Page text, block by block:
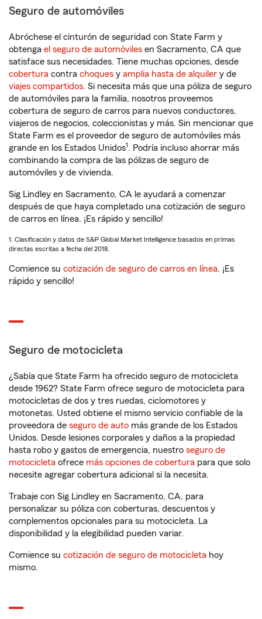
Seguro de automóviles
Abróchese el cinturón de seguridad con State Farm y
obtenga el seguro de automóviles en Sacramento, CA que
satisface sus necesidades. Tiene muchas opciones, desde
cobertura contra choques y amplia hasta de alquiler y de
viajes compartidos. Si necesita más que una póliza de seguro
de automóviles para la familia, nosotros proveemos
cobertura de seguro de carros para nuevos conductores,
viajeros de negocios, coleccionistas y más. Sin mencionar que
State Farm es el proveedor de seguro de automóviles más
grande en los Estados Unidos1. Podría incluso ahorrar más
combinando la compra de las pólizas de seguro de
automóviles y de vivienda.
Sig Lindley en Sacramento, CA le ayudará a comenzar
después de que haya completado una cotización de seguro
de carros en línea. ¡Es rápido y sencillo!
1. Clasificación y datos de S&P Global Market Intelligence basados en primas
directas escritas a fecha del 2018.
Comience su cotización de seguro de carros en línea. ¡Es
rápido y sencillo!
Seguro de motocicleta
¿Sabía que State Farm ha ofrecido seguro de motocicleta
desde 1962? State Farm ofrece seguro de motocicleta para
motocicletas de dos y tres ruedas, ciclomotores y
motonetas. Usted obtiene el mismo servicio confiable de la
proveedora de seguro de auto más grande de los Estados
Unidos. Desde lesiones corporales y daños a la propiedad
hasta robo y gastos de emergencia, nuestro seguro de
motocicleta ofrece más opciones de cobertura para que solo
necesite agregar cobertura adicional si la necesita.
Trabaje con Sig Lindley en Sacramento, CA, para
personalizar su póliza con coberturas, descuentos y
complementos opcionales para su motocicleta. La
disponibilidad y la elegibilidad pueden variar.
Comience su cotización de seguro de motocicleta hoy
mismo.